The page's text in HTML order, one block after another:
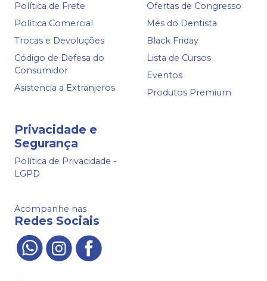
Política de Frete
Política Comercial
Trocas e Devoluções
Código de Defesa do
Consumidor
Asistencia a Extranjeros
Ofertas de Congresso
Mês do Dentista
Black Friday
Lista de Cursos
Eventos
Produtos Premium
Privacidade e
Segurança
Política de Privacidade -
LGPD
Acompanhe nas
Redes Sociais